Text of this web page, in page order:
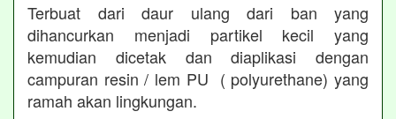
Terbuat dari daur ulang dari ban yang
dihancurkan menjadi partikel kecil yang
kemudian dicetak dan diaplikasi dengan
campuran resin / lem PU ( polyurethane) yang
ramah akan lingkungan.